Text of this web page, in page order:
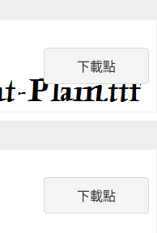
下載點
下載點